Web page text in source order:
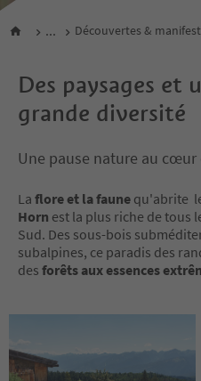
... Découvertes &
Des paysages et
grande diversité
Une pause nature au cœur
La flore et la faune qu'abrite
Horn est la plus riche de tous
Sud. Des sous-bois
subalpines, ce paradis des
des forêts aux essences